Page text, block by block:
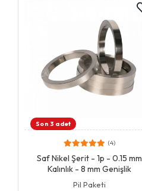
Son 3 adet
(4)
Saf Nikel Şerit - 1p - 0.15 mm
Kalınlık - 8 mm Genişlik
Pil Paketi